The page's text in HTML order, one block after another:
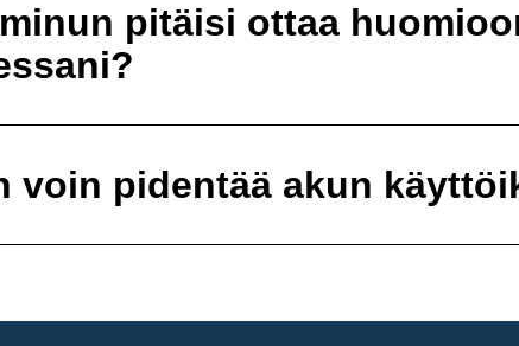
pitäisi ottaa
voin pidentää akun